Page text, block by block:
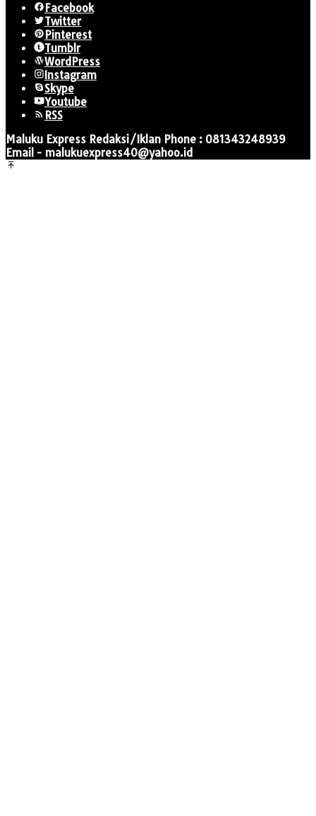
Facebook
Twitter
Pinterest
Tumblr
WordPress
Instagram
Skype
Youtube
RSS
Maluku Express Redaksi/Iklan Phone : 081343248939
Email - malukuexpress40@yahoo.id